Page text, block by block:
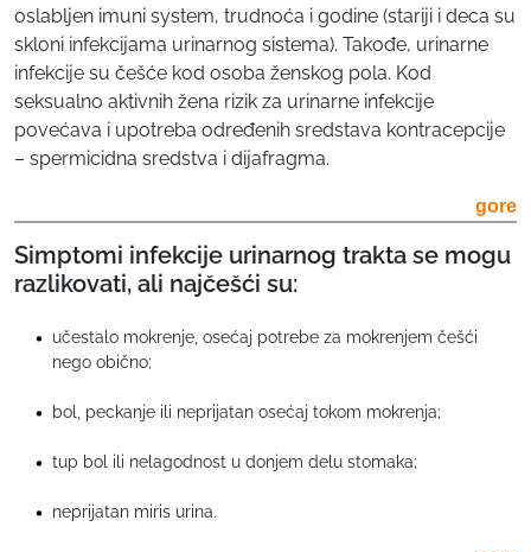
oslabljen imuni system, trudnoća i godine (stariji i deca su
skloni infekcijama urinarnog sistema). Takođe, urinarne
infekcije su češće kod osoba ženskog pola. Kod
seksualno aktivnih žena rizik za urinarne infekcije
povećava i upotreba određenih sredstava kontracepcije
– spermicidna sredstva i dijafragma.
gore
Simptomi infekcije urinarnog trakta se mogu
razlikovati, ali najčešći su:
učestalo mokrenje, osećaj potrebe za mokrenjem češći
nego obično;
bol, peckanje ili neprijatan osećaj tokom mokrenja;
tup bol ili nelagodnost u donjem delu stomaka;
neprijatan miris urina.